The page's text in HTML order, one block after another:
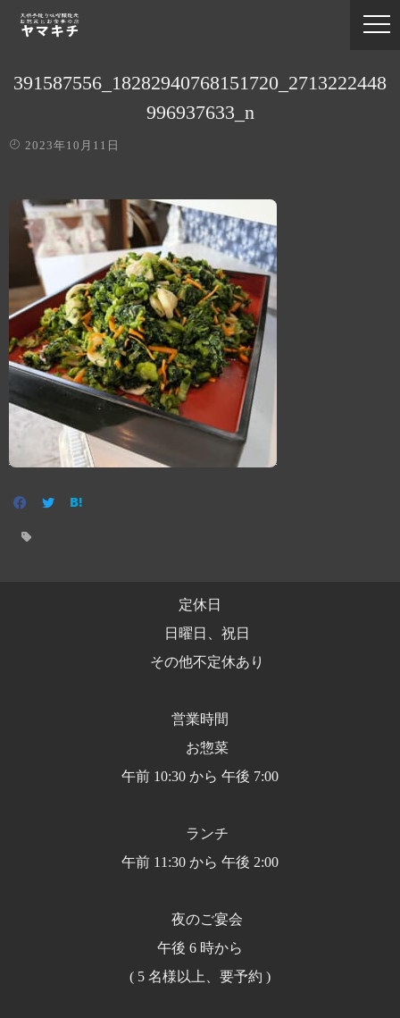
391587556_18282940768151720_2713222448
996937633_n
2023年10月11日
定休日
日曜日、祝日
その他不定休あり
営業時間
お惣菜
午前 10:30 から 午後 7:00
ランチ
午前 11:30 から 午後 2:00
夜のご宴会
午後 6 時から
( 5 名様以上、要予約 )